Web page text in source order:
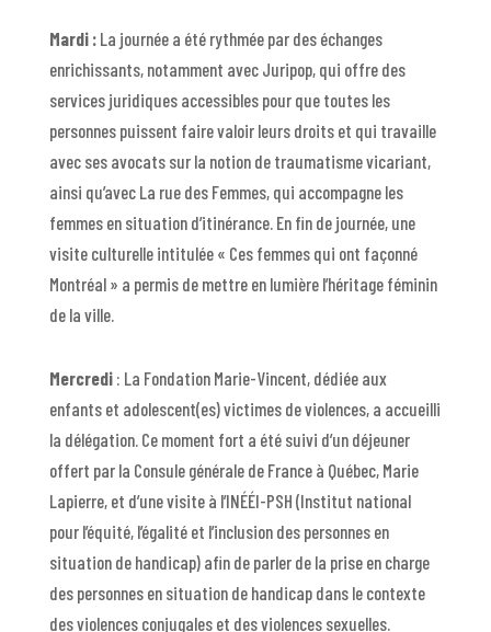
Mardi :La journée a été rythmée par des échanges
enrichissants, notamment avec Juripop, qui offre des
services juridiques accessibles pour que toutes les
personnes puissent faire valoir leurs droits et qui travaille
avec ses avocats sur la notion de traumatisme vicariant,
ainsi qu’avec La rue des Femmes, qui accompagne les
femmes en situation d’itinérance. En fin de journée, une
visite culturelle intitulée « Ces femmes qui ont façonné
Montréal » a permis de mettre en lumière l’héritage féminin
de la ville.
Mercredi: La Fondation Marie-Vincent, dédiée aux
enfants et adolescent(es) victimes de violences, a accueilli
la délégation. Ce moment fort a été suivi d’un déjeuner
offert par la Consule générale de France à Québec, Marie
Lapierre, et d’une visite à l’INÉÉI-PSH (Institut national
pour l’équité, l’égalité et l’inclusion des personnes en
situation de handicap) afin de parler de la prise en charge
des personnes en situation de handicap dans le contexte
des violences conjugales et des violences sexuelles.